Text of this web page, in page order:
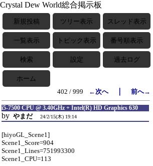
Crystal Dew World総合掲示板
新規投稿 ツリー表示 スレッド表示
一覧表示 トピック表示 番号順表示
検索 設定 過去ログ
ホーム
402 / 999
←次へ｜ 前へ→
i5-7500 CPU @ 3.40GHz + Intel(R) HD Graphics 630
by やまだ 24/2/15(木) 19:14
[hiyoGL_Scene1]
Scene1_Score=904
Scene1_Lines=751993300
Scene1_CPU=113